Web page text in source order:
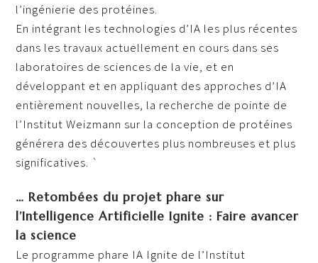
l’ingénierie des protéines.
En intégrant les technologies d’IA les plus récentes
dans les travaux actuellement en cours dans ses
laboratoires de sciences de la vie, et en
développant et en appliquant des approches d’IA
entièrement nouvelles, la recherche de pointe de
l’Institut Weizmann sur la conception de protéines
générera des découvertes plus nombreuses et plus
significatives. `
… Retombées du projet phare sur
l’Intelligence Artificielle Ignite : Faire avancer
la science
Le programme phare IA Ignite de l’Institut